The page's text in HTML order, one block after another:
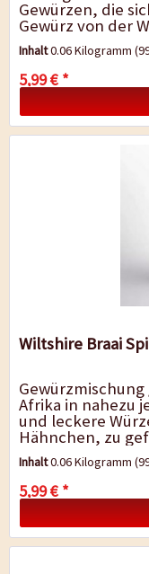
Gewürzen, die
Gewürz von der
ist die
Inhalt0.06 Kilogramm
5,99 € *
Wiltshire Braai
Gewürzmischung
Afrika in nahezu
und leckere
Hähnchen, zu
Curry, in leckerem
Inhalt0.06 Kilogramm
5,99 € *